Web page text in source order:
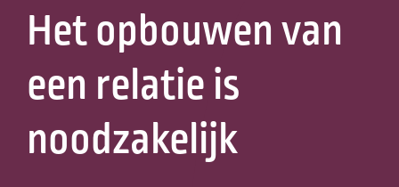
Het opbouwen van
een relatie is
noodzakelijk